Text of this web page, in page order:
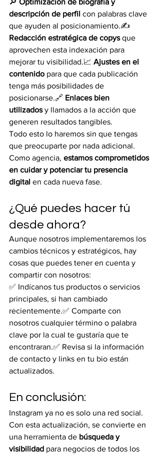
🔎 Optimización de biografía y
descripción de perfil con palabras clave
que ayuden al posicionamiento.✍️
Redacción estratégica de copys que
aprovechen esta indexación para
mejorar tu visibilidad.📈 Ajustes en el
contenido para que cada publicación
tenga más posibilidades de
posicionarse.🔗 Enlaces bien
utilizados y llamados a la acción que
generen resultados tangibles.
Todo esto lo haremos sin que tengas
que preocuparte por nada adicional.
Como agencia, estamos comprometidos
en cuidar y potenciar tu presencia
digital en cada nueva fase.
¿Qué puedes hacer tú
desde ahora?
Aunque nosotros implementaremos los
cambios técnicos y estratégicos, hay
cosas que puedes tener en cuenta y
compartir con nosotros:
✅ Indícanos tus productos o servicios
principales, si han cambiado
recientemente.✅ Comparte con
nosotros cualquier término o palabra
clave por la cual te gustaría que te
encontraran.✅ Revisa si la información
de contacto y links en tu bio están
actualizados.
En conclusión:
Instagram ya no es solo una red social.
Con esta actualización, se convierte en
una herramienta de búsqueda y
visibilidad para negocios de todos los